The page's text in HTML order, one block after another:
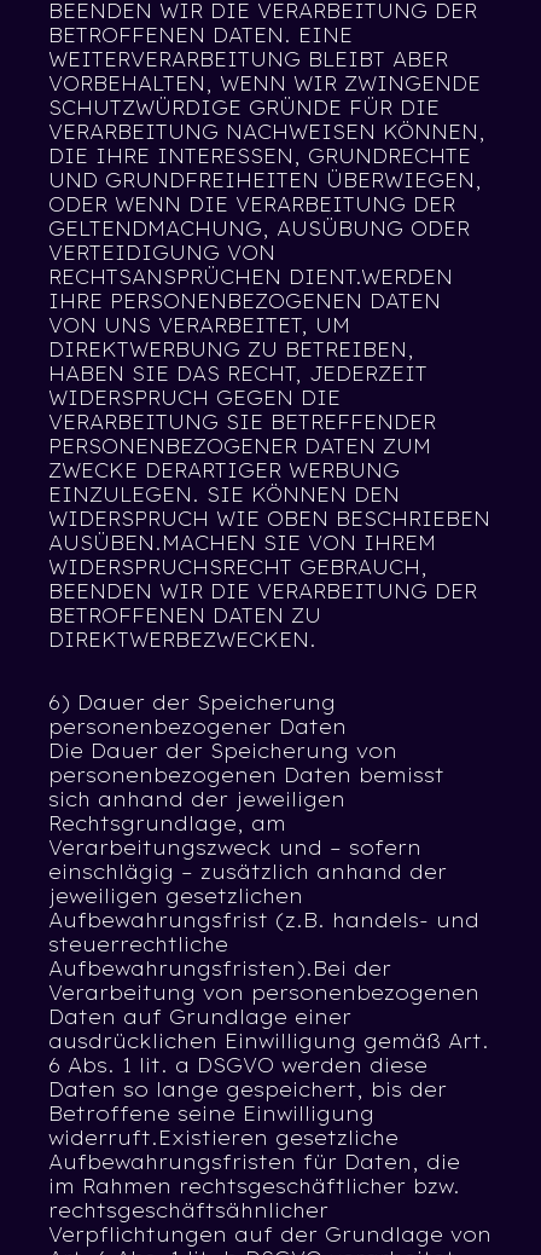
BEENDEN WIR DIE VERARBEITUNG DER
BETROFFENEN DATEN. EINE
WEITERVERARBEITUNG BLEIBT ABER
VORBEHALTEN, WENN WIR ZWINGENDE
SCHUTZWÜRDIGE GRÜNDE FÜR DIE
VERARBEITUNG NACHWEISEN KÖNNEN,
DIE IHRE INTERESSEN, GRUNDRECHTE
UND GRUNDFREIHEITEN ÜBERWIEGEN,
ODER WENN DIE VERARBEITUNG DER
GELTENDMACHUNG, AUSÜBUNG ODER
VERTEIDIGUNG VON
RECHTSANSPRÜCHEN DIENT.WERDEN
IHRE PERSONENBEZOGENEN DATEN
VON UNS VERARBEITET, UM
DIREKTWERBUNG ZU BETREIBEN,
HABEN SIE DAS RECHT, JEDERZEIT
WIDERSPRUCH GEGEN DIE
VERARBEITUNG SIE BETREFFENDER
PERSONENBEZOGENER DATEN ZUM
ZWECKE DERARTIGER WERBUNG
EINZULEGEN. SIE KÖNNEN DEN
WIDERSPRUCH WIE OBEN BESCHRIEBEN
AUSÜBEN.MACHEN SIE VON IHREM
WIDERSPRUCHSRECHT GEBRAUCH,
BEENDEN WIR DIE VERARBEITUNG DER
BETROFFENEN DATEN ZU
DIREKTWERBEZWECKEN.
6) Dauer der Speicherung
personenbezogener Daten
Die Dauer der Speicherung von
personenbezogenen Daten bemisst
sich anhand der jeweiligen
Rechtsgrundlage, am
Verarbeitungszweck und – sofern
einschlägig – zusätzlich anhand der
jeweiligen gesetzlichen
Aufbewahrungsfrist (z.B. handels- und
steuerrechtliche
Aufbewahrungsfristen).Bei der
Verarbeitung von personenbezogenen
Daten auf Grundlage einer
ausdrücklichen Einwilligung gemäß Art.
6 Abs. 1 lit. a DSGVO werden diese
Daten so lange gespeichert, bis der
Betroffene seine Einwilligung
widerruft.Existieren gesetzliche
Aufbewahrungsfristen für Daten, die
im Rahmen rechtsgeschäftlicher bzw.
rechtsgeschäftsähnlicher
Verpflichtungen auf der Grundlage von